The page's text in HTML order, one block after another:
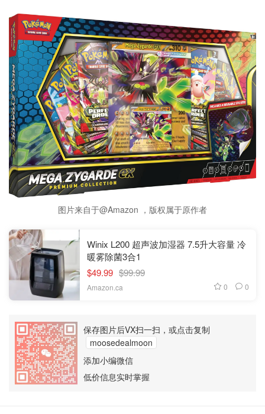
图片来自于@Amazon ，版权属于原作者
Winix L200 超声波加湿器 7.5升大容量 冷
暖雾除菌3合1
$49.99 $99.99
Amazon.ca 0 0
保存图片后VX扫一扫，或点击复制
moosedealmoon
添加小编微信
低价信息实时掌握